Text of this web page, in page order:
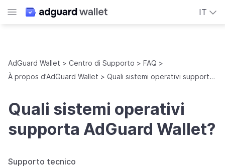
IT
AdGuard Wallet Centro di Supporto
FAQ
À propos d'AdGuard Wallet
Quali sistemi operativi supporta AdGuard Wallet?
Quali sistemi operativi
supporta AdGuard Wallet?
Supporto tecnico